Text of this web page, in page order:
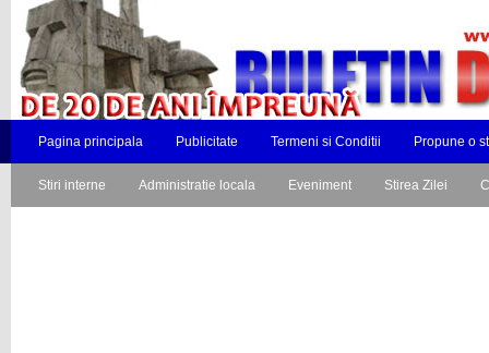
Pagina principala Publicitate Termeni si Conditii Propune o
Stiri interne Administratie locala Eveniment Stirea Zilei